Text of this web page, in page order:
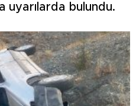
uyarılarda bulundu.